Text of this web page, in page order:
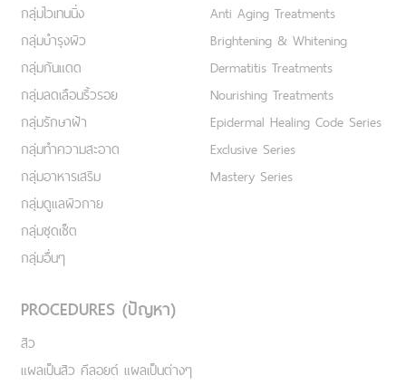
กลุ่มไวเทนนิ่ง
กลุ่มบำรุงผิว
กลุ่มกันแดด
กลุ่มลดเลือนริ้วรอย
กลุ่มรักษาฝ้า
กลุ่มทำความสะอาด
กลุ่มอาหารเสริม
กลุ่มดูแลผิวกาย
กลุ่มชุดเซ็ต
กลุ่มอื่นๆ
Anti Aging Treatments
Brightening & Whitening
Dermatitis Treatments
Nourishing Treatments
Epidermal Healing Code Series
Exclusive Series
Mastery Series
PROCEDURES (ปัญหา)
สิว
แผลเป็นสิว คีลอยด์ แผลเป็นต่างๆ